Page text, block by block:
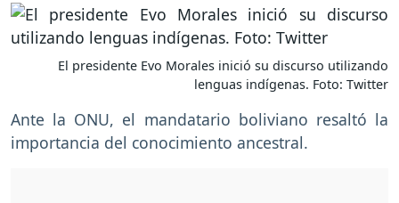
El presidente Evo Morales inició su discurso utilizando
lenguas indígenas. Foto: Twitter
Ante la ONU, el mandatario boliviano resaltó la
importancia del conocimiento ancestral.